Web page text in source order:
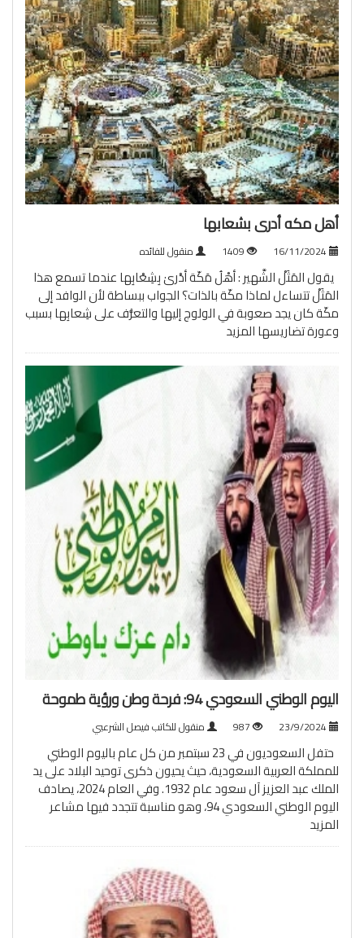
أهل مكه أدرى بشعابها
1409 منقول للفائده
يقول المَثَلْ الشَّهير : أهْلُ مَكّة أدْرىٰ بِشِعْابِها عندما تسمع هذا
المَثَلْ تتساءل لماذا مكّة بالذات؟ الجواب ببساطة ﻷن الوافد إلى
مكّة كان يجد صعوبة في الولوج إليها والتعرُّف على شِعابِها بسبب
وعورة تضاريسهاالمزيد
اليوم الوطني السعودي 94: فرحة وطن ورؤية طموحة
987 منقول للكاتب فيصل الشرعبي
حتفل السعوديون في 23 سبتمبر من كل عام باليوم الوطني
للمملكة العربية السعودية، حيث يحيون ذكرى توحيد البلاد على يد
الملك عبد العزيز آل سعود عام 1932. وفي العام 2024، يصادف
اليوم الوطني السعودي 94، وهو مناسبة تتجدد فيها مشاعر
المزيد